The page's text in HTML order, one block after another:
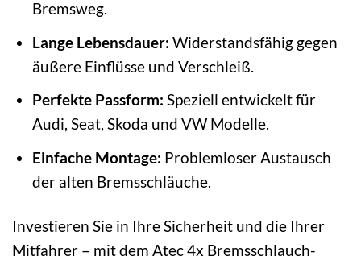
Bremsweg.
Lange Lebensdauer: Widerstandsfähig gegen
äußere Einflüsse und Verschleiß.
Perfekte Passform: Speziell entwickelt für
Audi, Seat, Skoda und VW Modelle.
Einfache Montage: Problemloser Austausch
der alten Bremsschläuche.
Investieren Sie in Ihre Sicherheit und die Ihrer
Mitfahrer – mit dem Atec 4x Bremsschlauch-